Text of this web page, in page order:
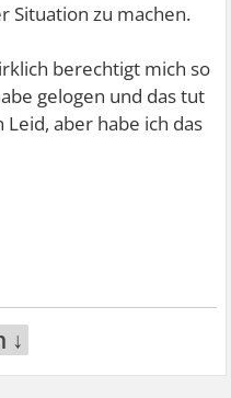
Situation zu machen.
berechtigt mich so
gelogen und das tut
aber habe ich das
↓